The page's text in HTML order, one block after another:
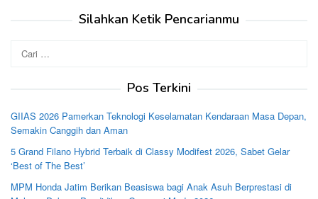
Silahkan Ketik Pencarianmu
untuk:
Pos Terkini
GIIAS 2026 Pamerkan Teknologi Keselamatan Kendaraan Masa Depan,
Semakin Canggih dan Aman
5 Grand Filano Hybrid Terbaik di Classy Modifest 2026, Sabet Gelar
‘Best of The Best’
MPM Honda Jatim Berikan Beasiswa bagi Anak Asuh Berprestasi di